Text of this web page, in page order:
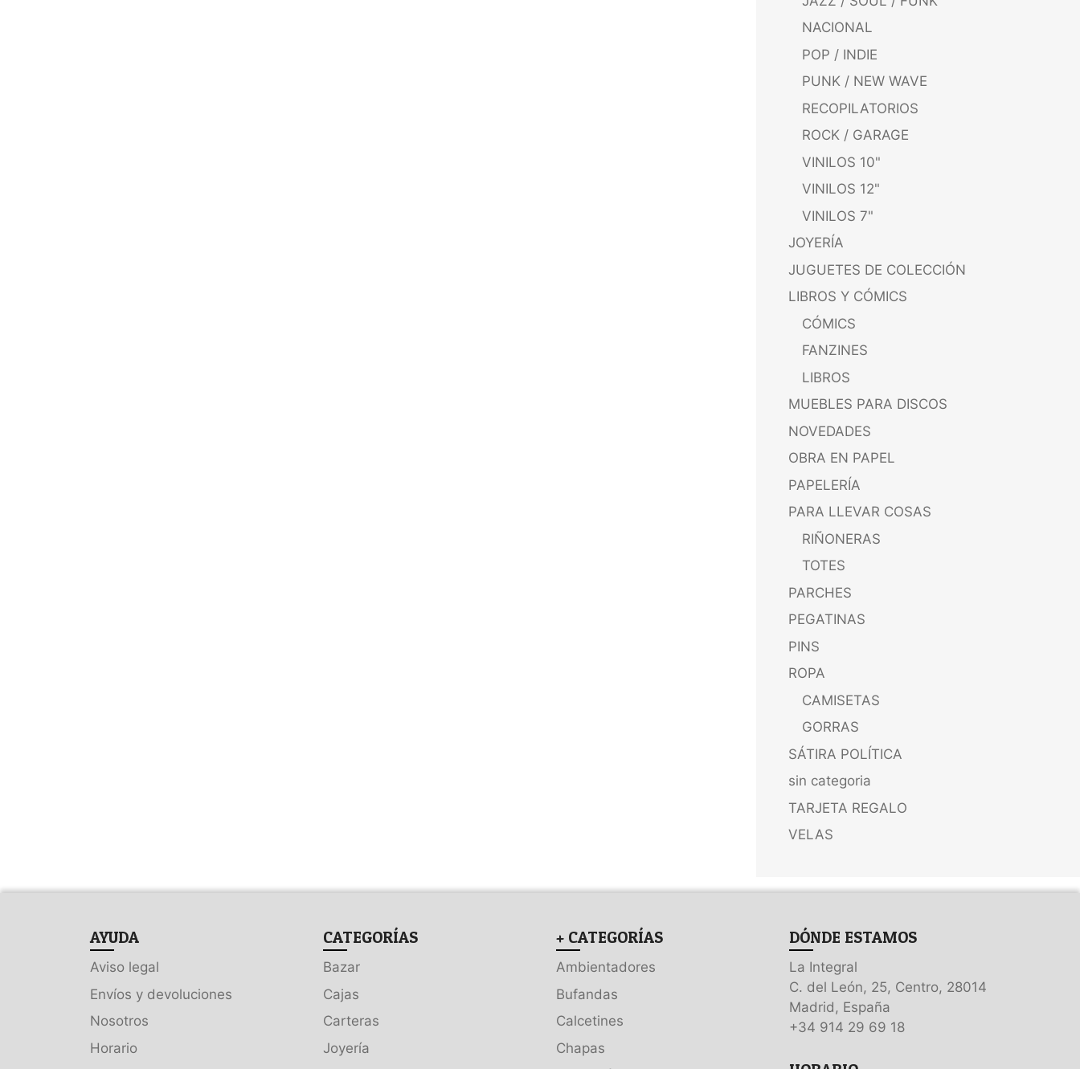
NACIONAL
POP / INDIE
PUNK / NEW WAVE
RECOPILATORIOS
ROCK / GARAGE
VINILOS 10"
VINILOS 12"
VINILOS 7"
JOYERÍA
JUGUETES DE COLECCIÓN
LIBROS Y CÓMICS
CÓMICS
FANZINES
LIBROS
MUEBLES PARA DISCOS
NOVEDADES
OBRA EN PAPEL
PAPELERÍA
PARA LLEVAR COSAS
RIÑONERAS
TOTES
PARCHES
PEGATINAS
PINS
ROPA
CAMISETAS
GORRAS
SÁTIRA POLÍTICA
sin categoria
TARJETA REGALO
VELAS
AYUDA
Aviso legal
Envíos y devoluciones
Nosotros
Horario
CATEGORÍAS
Bazar
Cajas
Carteras
Joyería
+ CATEGORÍAS
Ambientadores
Bufandas
Calcetines
Chapas
DÓNDE ESTAMOS
La Integral
C. del León, 25, Centro, 28014
Madrid, España
+34 914 29 69 18